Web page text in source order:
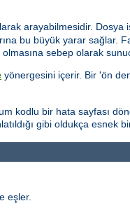
arayabilmesidir.
bu büyük yarar sağlar.
sebep olarak
yönergesini içerir. Bir 'ön
kodlu bir hata sayfası
gibi oldukça esnek
eşler.